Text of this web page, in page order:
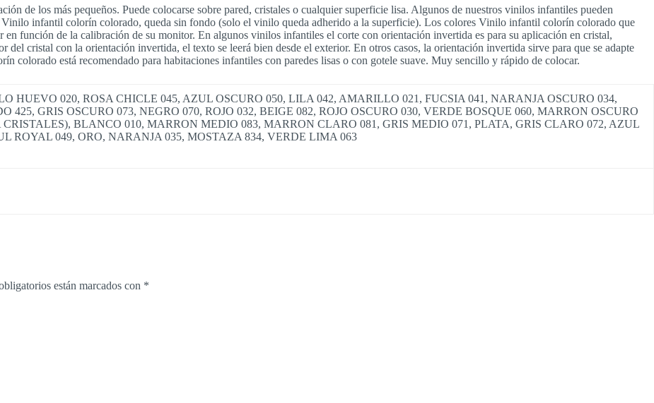
de los más pequeños. Puede colocarse sobre pared, cristales o cualquier superficie lisa. Algunos de nuestros vinilos infantiles pueden
infantil colorín colorado, queda sin fondo (solo el vinilo queda adherido a la superficie). Los colores Vinilo infantil colorín colorado que
función de la calibración de su monitor. En algunos vinilos infantiles el corte con orientación invertida es para su aplicación en cristal,
cristal con la orientación invertida, el texto se leerá bien desde el exterior. En otros casos, la orientación invertida sirve para que se adapte
colorado está recomendado para habitaciones infantiles con paredes lisas o con gotele suave. Muy sencillo y rápido de colocar.
HUEVO 020, ROSA CHICLE 045, AZUL OSCURO 050, LILA 042, AMARILLO 021, FUCSIA 041, NARANJA OSCURO 034,
425, GRIS OSCURO 073, NEGRO 070, ROJO 032, BEIGE 082, ROJO OSCURO 030, VERDE BOSQUE 060, MARRON OSCURO
BLANCO 010, MARRON MEDIO 083, MARRON CLARO 081, GRIS MEDIO 071, PLATA, GRIS CLARO 072, AZUL
ROYAL 049, ORO, NARANJA 035, MOSTAZA 834, VERDE LIMA 063
están marcados con *